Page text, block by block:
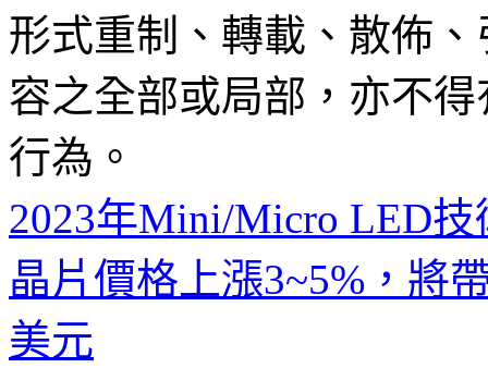
形式重制、轉載、散佈
容之全部或局部，亦不
行為。
2023年Mini/Micro LED技
晶片價格上漲3~5%，將
美元